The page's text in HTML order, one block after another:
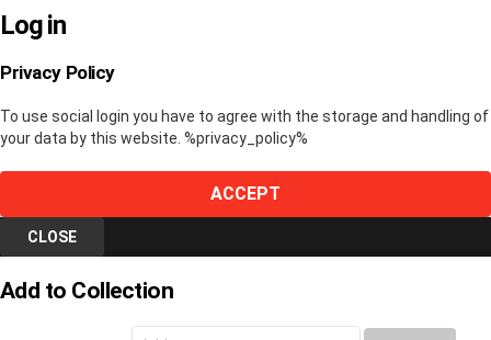
Log in
Privacy Policy
To use social login you have to agree with the storage and handling of
your data by this website. %privacy_policy%
ACCEPT
CLOSE
Add to Collection